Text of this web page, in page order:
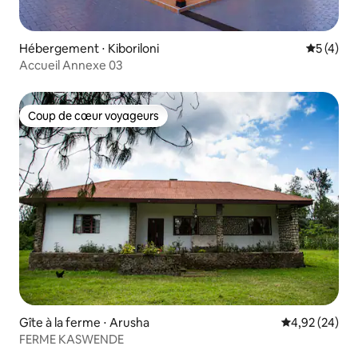
Hébergement ⋅ Kiboriloni
5 (4)
Accueil Annexe 03
Coup de cœur voyageurs
Coup de cœur voyageurs
Gîte à la ferme ⋅ Arusha Évaluation
4,92 (24)
FERME KASWENDE